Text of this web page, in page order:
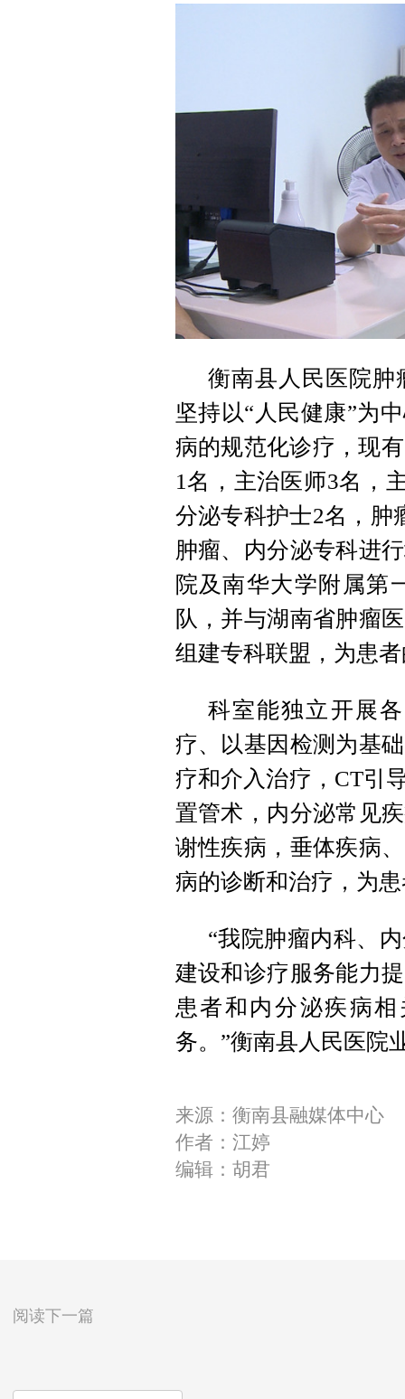
衡南县人民医院肿
坚持以“人民健康”为
病的规范化诊疗，现
1名，主治医师3名，
分泌专科护士2名，肿
肿瘤、内分泌专科进
院及南华大学附属第
队，并与湖南省肿瘤
组建专科联盟，为患
科室能独立开展
疗、以基因检测为基
疗和介入治疗，CT引
置管术，内分泌常见
谢性疾病，垂体疾病
病的诊断和治疗，为
“我院肿瘤内科、
建设和诊疗服务能力
患者和内分泌疾病
务。”衡南县人民医院
来源：衡南县融媒体中心
作者：江婷
编辑：胡君
阅读下一篇